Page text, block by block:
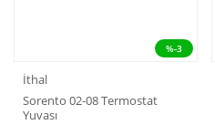
%-3
İthal
Sorento 02-08 Termostat
Yuvası